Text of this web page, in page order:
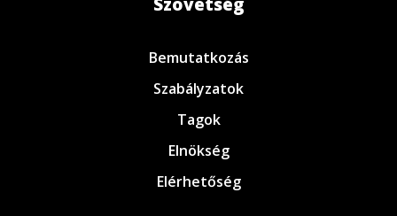
Szövetség
Bemutatkozás
Szabályzatok
Tagok
Elnökség
Elérhetőség